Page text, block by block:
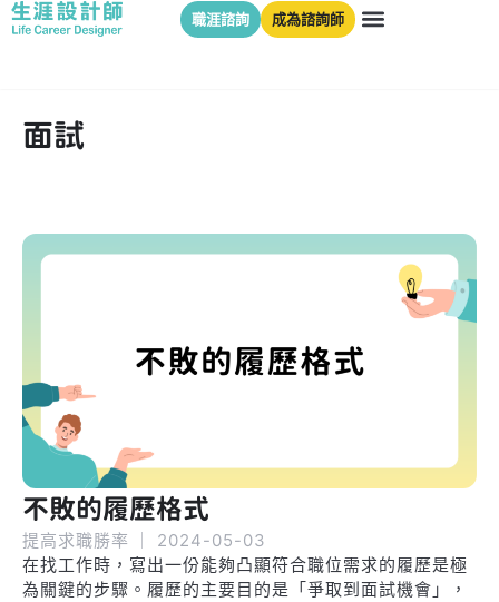
職涯諮詢 成為諮詢師
面試
不敗的履歷格式
提高求職勝率
2024-05-03
在找工作時，寫出一份能夠凸顯符合職位需求的履歷是極
為關鍵的步驟。履歷的主要目的是「爭取到面試機會」，